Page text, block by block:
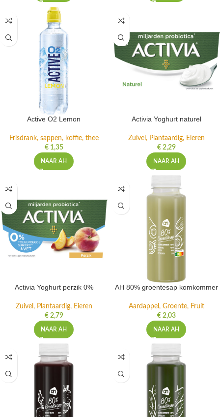
Active O2 Lemon
Frisdrank, sappen, koffie, thee
€1,35
NAAR AH
Activia Yoghurt naturel
Zuivel, Plantaardig, Eieren
€2,29
NAAR AH
Activia Yoghurt perzik 0%
Zuivel, Plantaardig, Eieren
€2,79
NAAR AH
AH 80% groentesap komkommer
Aardappel, Groente, Fruit
€2,03
NAAR AH